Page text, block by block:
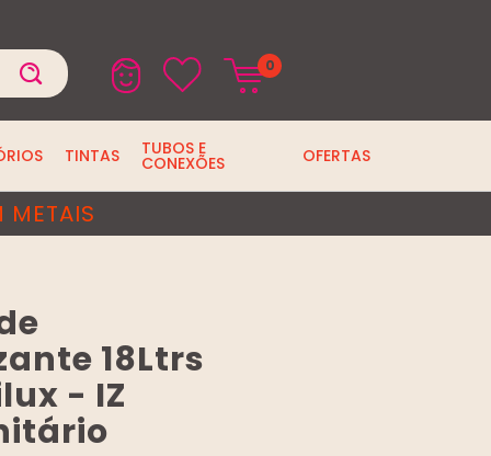
0
TINTAS TUBOS E
CONEXÕES OFERTAS
METAIS
18Ltrs
- IZ